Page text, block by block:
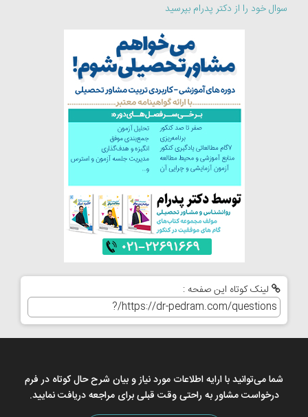
سوال خود را از دکتر پدرام بپرسید
لینک کوتاه این صفحه :
شما می‌توانید با ارایه اطلاعات مورد نیاز و بیان شرح حال کوتاه در فرم
درخواست مشاور به راحتی وقت قبلی برای مراجعه دریافت نمایید.